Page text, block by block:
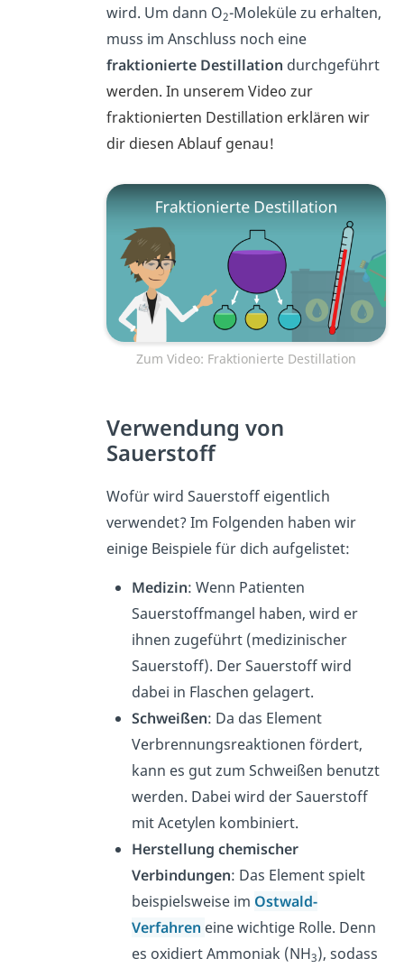
wird. Um dann O2-Moleküle zu erhalten,
muss im Anschluss noch eine
fraktionierte Destillation durchgeführt
werden. In unserem Video zur
fraktionierten Destillation erklären wir
dir diesen Ablauf genau!
Zum Video: Fraktionierte Destillation
Verwendung von
Sauerstoff
Wofür wird Sauerstoff eigentlich
verwendet? Im Folgenden haben wir
einige Beispiele für dich aufgelistet:
Medizin: Wenn Patienten
Sauerstoffmangel haben, wird er
ihnen zugeführt (medizinischer
Sauerstoff). Der Sauerstoff wird
dabei in Flaschen gelagert.
Schweißen: Da das Element
Verbrennungsreaktionen fördert,
kann es gut zum Schweißen benutzt
werden. Dabei wird der Sauerstoff
mit Acetylen kombiniert.
Herstellung chemischer
Verbindungen: Das Element spielt
beispielsweise im Ostwald-
Verfahren eine wichtige Rolle. Denn
es oxidiert Ammoniak (NH3), sodass